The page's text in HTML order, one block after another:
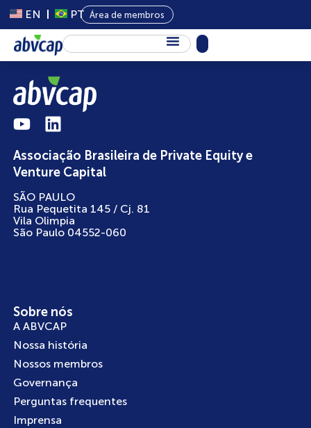
EN PT Área de membros
Sobre Nós
Capital Privado
Programas
Conteúdo
Eventos
Notícias
Associação Brasileira de Private Equity e
Venture Capital
SÃO PAULO
Rua Pequetita 145 / Cj. 81
Vila Olimpia
São Paulo 04552-060
Sobre nós
A ABVCAP
Nossa história
Nossos membros
Governança
Perguntas frequentes
Imprensa